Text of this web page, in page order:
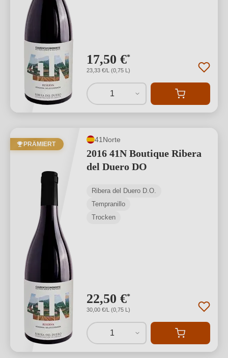
17,50 €*
23,33 €/L (0,75 L)
1
PRÄMIERT
41Norte
2016 41N Boutique Ribera
del Duero DO
Ribera del Duero D.O.
Tempranillo
Trocken
22,50 €*
30,00 €/L (0,75 L)
1